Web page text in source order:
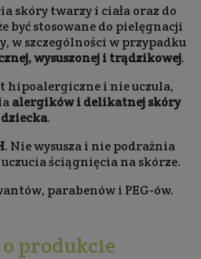
skóry twarzy i ciała oraz do
być stosowane do pielęgnacji
w szczególności w przypadku
wysuszonej i trądzikowej.
hipoalergiczne i nie uczula,
alergików i delikatnej skóry
dziecka.
. Nie wysusza i nie podrażnia
ściągnięcia na skórze.
parabenów i PEG-ów.
o produkcie